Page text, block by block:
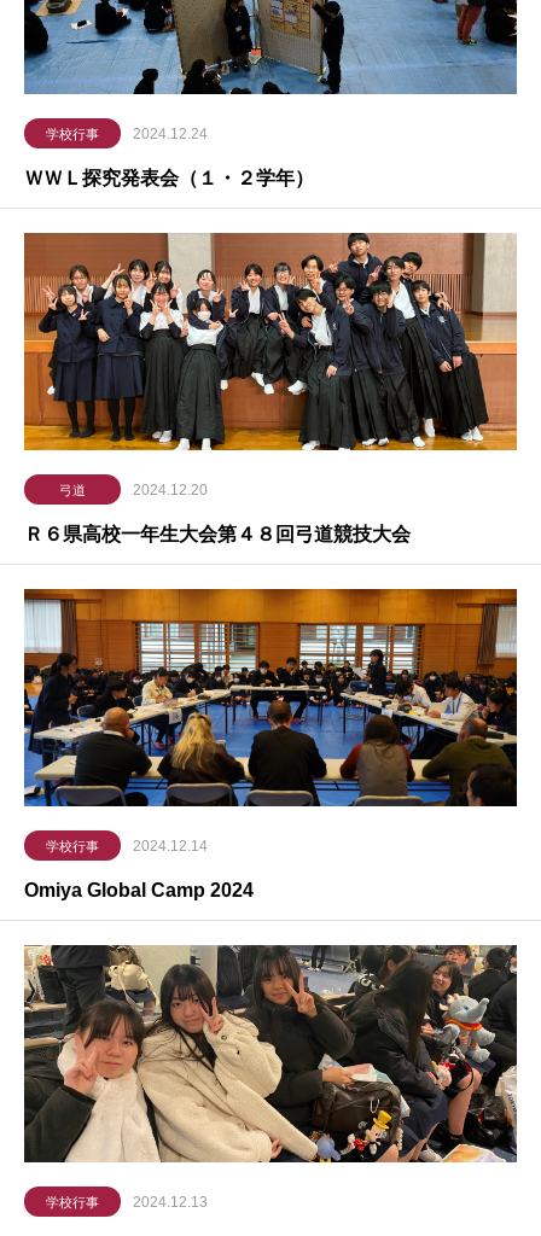
学校行事 2024.12.24
ＷＷＬ探究発表会（１・２学年）
弓道 2024.12.20
Ｒ６県高校一年生大会第４８回弓道競技大会
学校行事 2024.12.14
Omiya Global Camp 2024
学校行事 2024.12.13